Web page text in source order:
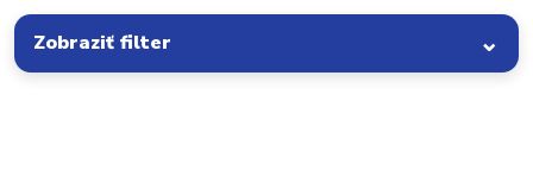
Zobraziť filter